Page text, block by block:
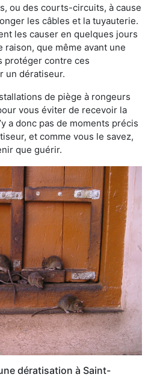
ou des courts-circuits, à cause
les câbles et la tuyauterie.
les causer en quelques jours
raison, que même avant une
protéger contre ces
un dératiseur.
de piège à rongeurs
vous éviter de recevoir la
a donc pas de moments précis
et comme vous le savez,
que guérir.
dératisation à Saint-